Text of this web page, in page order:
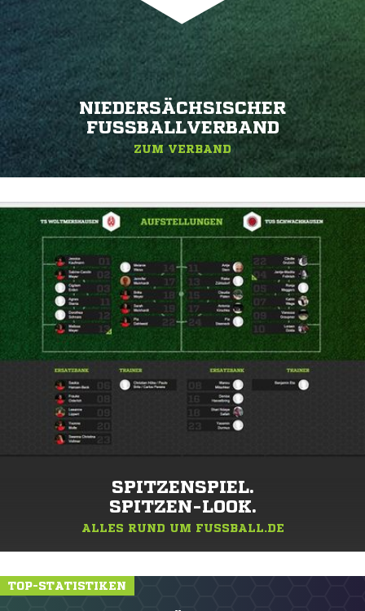
NIEDERSÄCHSISCHER
FUSSBALLVERBAND
ZUM VERBAND
SPITZENSPIEL.
SPITZEN-LOOK.
ALLES RUND UM FUSSBALL.DE
TOP-STATISTIKEN